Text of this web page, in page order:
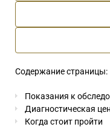
Содержание страницы:
Показания к
Диагностическая
Когда стоит пройти